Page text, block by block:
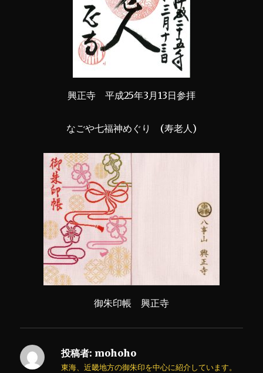
興正寺 平成25年3月13日参拝
なごや七福神めぐり (寿老人)
御朱印帳 興正寺
投稿者: mohoho
東海、近畿地方の御朱印を中心に紹介しています。